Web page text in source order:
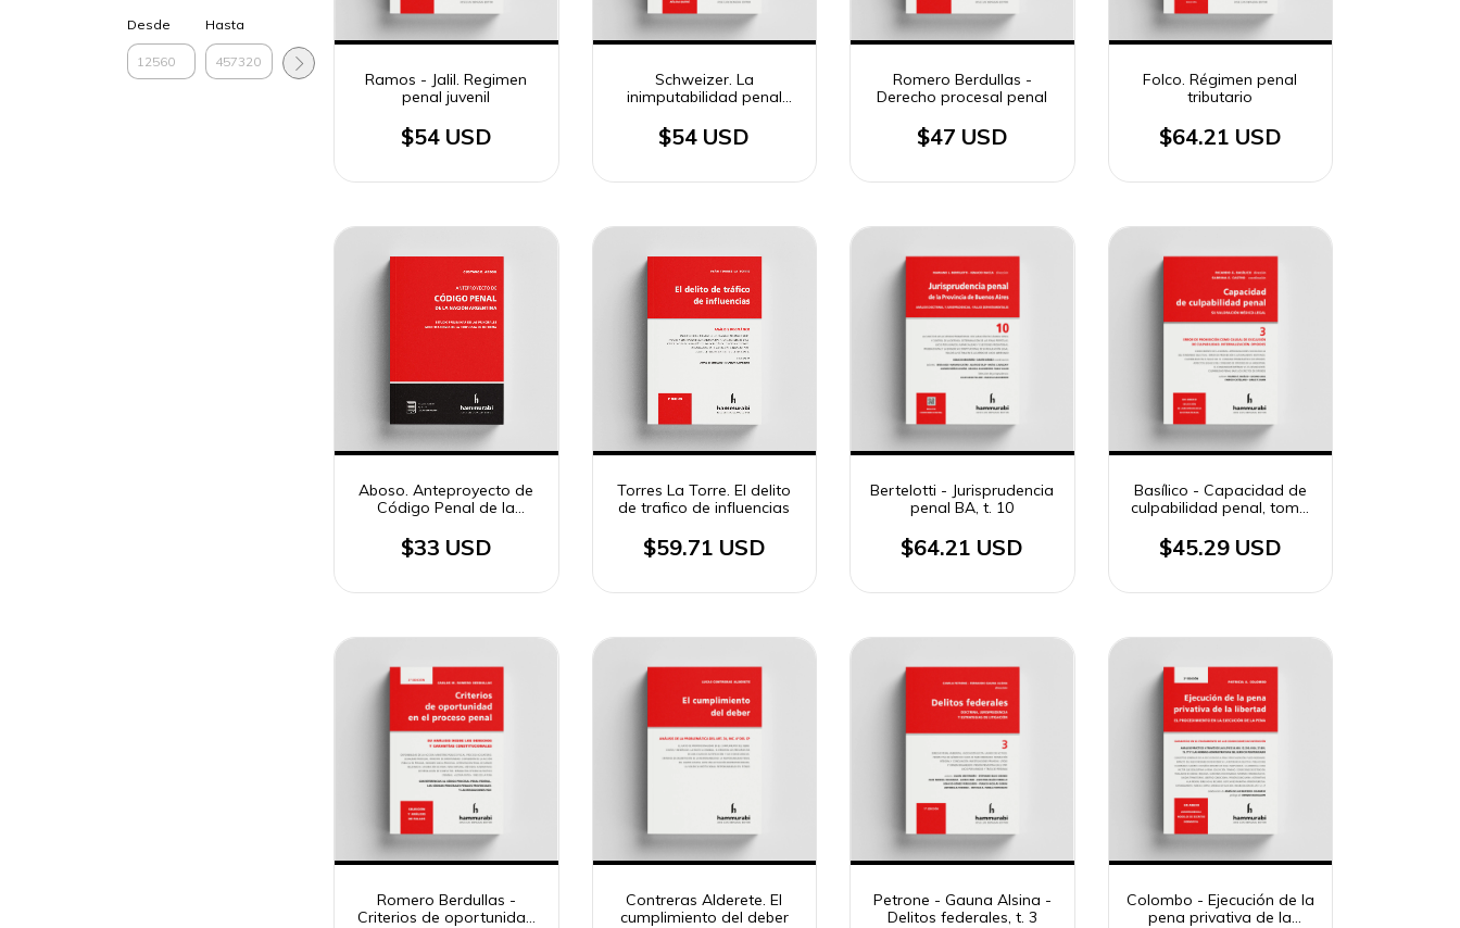
Desde Hasta
Ramos - Jalil. Regimen
penal juvenil
$54 USD
Schweizer. La
inimputabilidad penal
$54 USD
Romero Berdullas -
Derecho procesal penal
$47 USD
Folco. Régimen penal
tributario
$64.21 USD
Aboso. Anteproyecto de
Código Penal de la
$33 USD
Torres La Torre. El delito
de trafico de influencias
$59.71 USD
Bertelotti - Jurisprudencia
penal BA, t. 10
$64.21 USD
Basílico - Capacidad de
culpabilidad penal, tomo
$45.29 USD
Romero Berdullas -
Criterios de oportunidad
Contreras Alderete. El
cumplimiento del deber
Petrone - Gauna Alsina -
Delitos federales, t. 3
Colombo - Ejecución de la
pena privativa de la